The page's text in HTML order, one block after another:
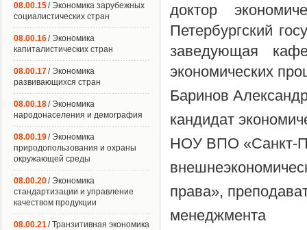
доктор
Петербургский
заведующая
экономических
Баринов
кандидат
НОУ ВПО «Санкт-
права»,
менеджмента
08.00.15/ Экономика зарубежных
социалистических стран
08.00.16/ Экономика
капиталистических стран
08.00.17/ Экономика
развивающихся стран
08.00.18/ Экономика
народонаселения и демография
08.00.19/ Экономика
природопользования и охраны
окружающей среды
08.00.20/ Экономика
стандартизации и управление
качеством продукции
08.00.21/ Транзитивная экономика